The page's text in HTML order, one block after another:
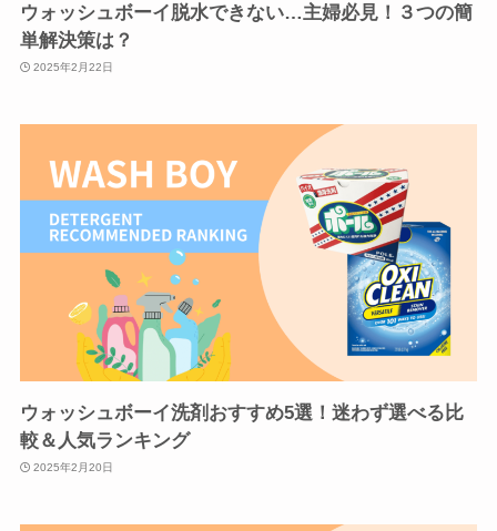
ウォッシュボーイ脱水できない…主婦必見！３つの簡
単解決策は？
2025年2月22日
ウォッシュボーイ洗剤おすすめ5選！迷わず選べる比
較＆人気ランキング
2025年2月20日